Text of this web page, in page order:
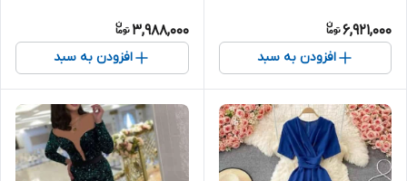
6,921,000
افزودن به سبد
3,988,000
افزودن به سبد